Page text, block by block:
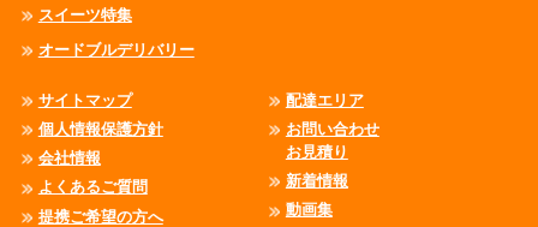
スイーツ特集
オードブルデリバリー
サイトマップ
個人情報保護方針
会社情報
よくあるご質問
提携ご希望の方へ
配達エリア
お問い合わせ
お見積り
新着情報
動画集